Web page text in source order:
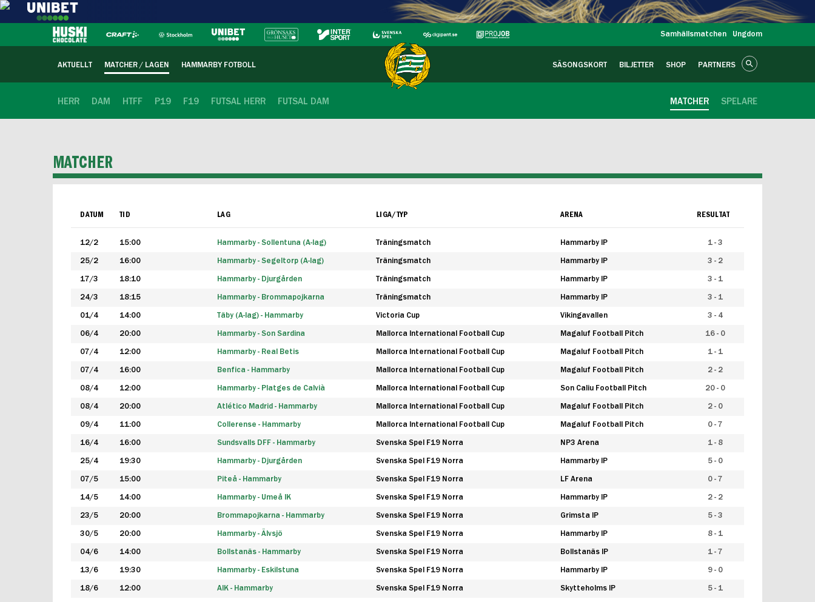
Samhällsmatchen Ungdom
AKTUELLT MATCHER / LAGEN HAMMARBY FOTBOLL SÄSONGSKORT BILJETTER SHOP PARTNERS
HERR DAM HTFF P19 F19 FUTSAL HERR FUTSAL DAM SPELARE
MATCHER
MATCHER
DATUM TID LAG LIGA/TYP ARENA RESULTAT
12/2 15:00 Hammarby - Sollentuna (A-lag) Träningsmatch Hammarby IP 1 - 3
25/2 16:00 Hammarby - Segeltorp (A-lag) Träningsmatch Hammarby IP 3 - 2
17/3 18:10 Hammarby - Djurgården Träningsmatch Hammarby IP 3 - 1
24/3 18:15 Hammarby - Brommapojkarna Träningsmatch Hammarby IP 3 - 1
01/4 14:00 Täby (A-lag) - Hammarby Victoria Cup Vikingavallen 3 - 4
06/4 20:00 Hammarby - Son Sardina Mallorca International Football Cup Magaluf Football Pitch 16 - 0
07/4 12:00 Hammarby - Real Betis Mallorca International Football Cup Magaluf Football Pitch 1 - 1
07/4 16:00 Benfica - Hammarby Mallorca International Football Cup Magaluf Football Pitch 2 - 2
08/4 12:00 Hammarby - Platges de Calvià Mallorca International Football Cup Son Caliu Football Pitch 20 - 0
08/4 20:00 Atlético Madrid - Hammarby Mallorca International Football Cup Magaluf Football Pitch 2 - 0
09/4 11:00 Collerense - Hammarby Mallorca International Football Cup Magaluf Football Pitch 0 - 7
16/4 16:00 Sundsvalls DFF - Hammarby Svenska Spel F19 Norra NP3 Arena 1 - 8
25/4 19:30 Hammarby - Djurgården Svenska Spel F19 Norra Hammarby IP 5 - 0
07/5 15:00 Piteå - Hammarby Svenska Spel F19 Norra LF Arena 0 - 7
14/5 14:00 Hammarby - Umeå IK Svenska Spel F19 Norra Hammarby IP 2 - 2
23/5 20:00 Brommapojkarna - Hammarby Svenska Spel F19 Norra Grimsta IP 5 - 3
30/5 20:00 Hammarby - Älvsjö Svenska Spel F19 Norra Hammarby IP 8 - 1
04/6 14:00 Bollstanäs - Hammarby Svenska Spel F19 Norra Bollstanäs IP 1 - 7
13/6 19:30 Hammarby - Eskilstuna Svenska Spel F19 Norra Hammarby IP 9 - 0
18/6 12:00 AIK - Hammarby Svenska Spel F19 Norra Skytteholms IP 5 - 1